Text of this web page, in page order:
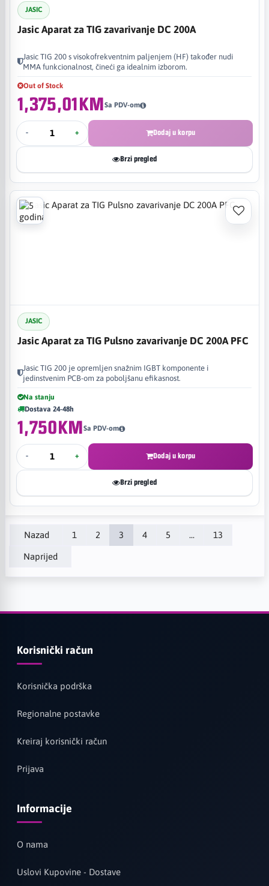
JASIC
Jasic Aparat za TIG zavarivanje DC 200A
Jasic TIG 200 s visokofrekventnim paljenjem (HF) također nudi
MMA funkcionalnost, čineći ga idealnim izborom.
Out of Stock
1,375,01KMSa PDV-om
- + Dodaj u korpu
Brzi pregled
JASIC
Jasic Aparat za TIG Pulsno zavarivanje DC 200A PFC
Jasic TIG 200 je opremljen snažnim IGBT komponente i
jedinstvenim PCB-om za poboljšanu efikasnost.
Na stanju
Dostava 24-48h
1,750KMSa PDV-om
- + Dodaj u korpu
Brzi pregled
Nazad 1 2 3 4 5 ... 13
Naprijed
Korisnički račun
Korisnička podrška
Regionalne postavke
Kreiraj korisnički račun
Prijava
Informacije
O nama
Uslovi Kupovine - Dostave